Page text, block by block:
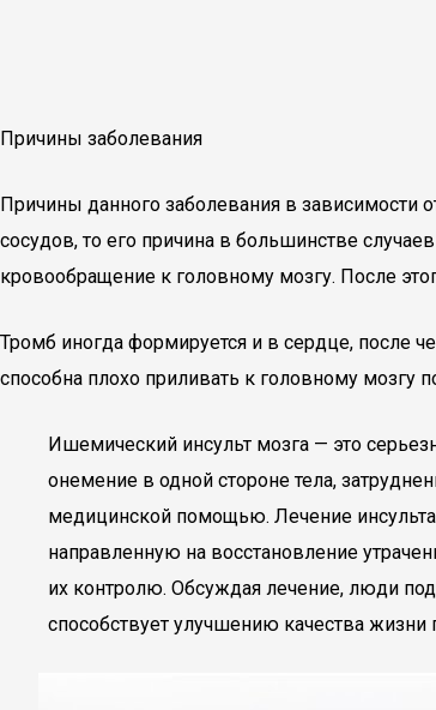
Причины заболевания
Причины данного заболевания в зависимости
сосудов, то его причина в большинстве
кровообращение к головному мозгу. После
Тромб иногда формируется и в сердце, после
способна плохо приливать к головному мозгу
Ишемический инсульт мозга — это
онемение в одной стороне тела,
медицинской помощью. Лечение
направленную на восстановление
их контролю. Обсуждая лечение, люди
способствует улучшению качества жизни